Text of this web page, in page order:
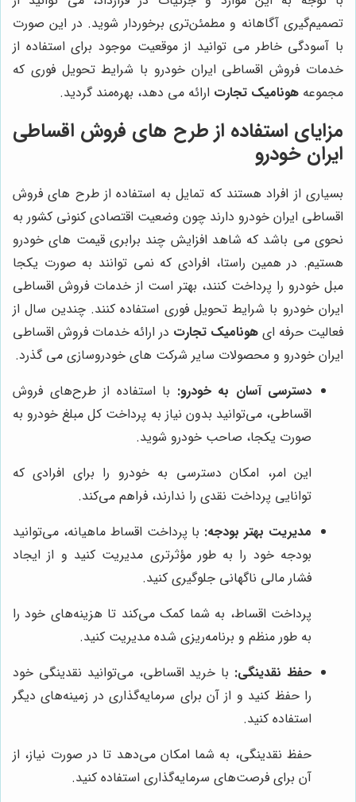
تصمیم‌گیری آگاهانه و مطمئن‌تری برخوردار شوید. در این صورت
با آسودگی خاطر می توانید از موقعیت موجود برای استفاده از
خدمات فروش اقساطی ایران خودرو با شرایط تحویل فوری که
مجموعه هونامیک تجارت ارائه می دهد، بهره‌مند گردید.
مزایای استفاده از طرح های فروش اقساطی
ایران خودرو
بسیاری از افراد هستند که تمایل به استفاده از طرح های فروش
اقساطی ایران خودرو دارند چون وضعیت اقتصادی کنونی کشور به
نحوی می باشد که شاهد افزایش چند برابری قیمت های خودرو
هستیم. در همین راستا، افرادی که نمی توانند به صورت یکجا
مبل خودرو را پرداخت کنند، بهتر است از خدمات فروش اقساطی
ایران خودرو با شرایط تحویل فوری استفاده کنند. چندین سال از
فعالیت حرفه ای هونامیک تجارت در ارائه خدمات فروش اقساطی
ایران خودرو و محصولات سایر شرکت های خودروسازی می گذرد.
دسترسی آسان به خودرو: با استفاده از طرح‌های فروش
اقساطی، می‌توانید بدون نیاز به پرداخت کل مبلغ خودرو به
صورت یکجا، صاحب خودرو شوید.
این امر، امکان دسترسی به خودرو را برای افرادی که
توانایی پرداخت نقدی را ندارند، فراهم می‌کند.
مدیریت بهتر بودجه: با پرداخت اقساط ماهیانه، می‌توانید
بودجه خود را به طور مؤثرتری مدیریت کنید و از ایجاد
فشار مالی ناگهانی جلوگیری کنید.
پرداخت اقساط، به شما کمک می‌کند تا هزینه‌های خود را
به طور منظم و برنامه‌ریزی شده مدیریت کنید.
حفظ نقدینگی: با خرید اقساطی، می‌توانید نقدینگی خود
را حفظ کنید و از آن برای سرمایه‌گذاری در زمینه‌های دیگر
استفاده کنید.
حفظ نقدینگی، به شما امکان می‌دهد تا در صورت نیاز، از
آن برای فرصت‌های سرمایه‌گذاری استفاده کنید.